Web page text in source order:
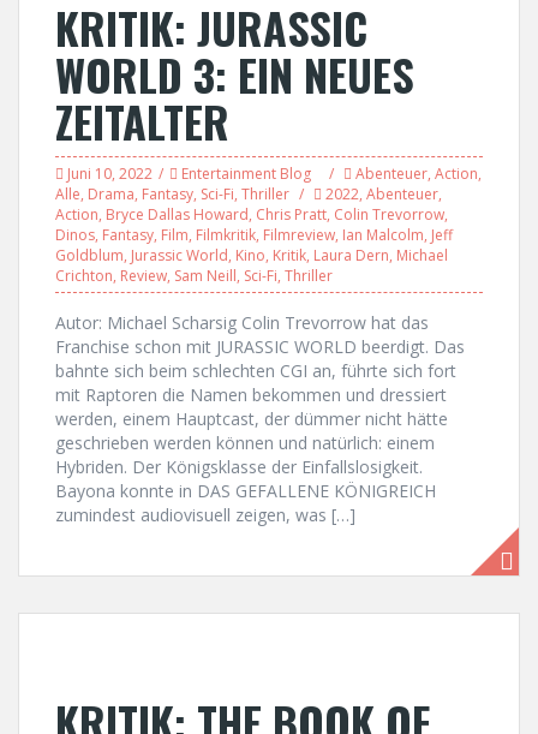
KRITIK: JURASSIC
WORLD 3: EIN NEUES
ZEITALTER
Juni 10, 2022 Entertainment Blog Abenteuer, Action,
Alle, Drama, Fantasy, Sci-Fi, Thriller 2022, Abenteuer,
Action, Bryce Dallas Howard, Chris Pratt, Colin Trevorrow,
Dinos, Fantasy, Film, Filmkritik, Filmreview, Ian Malcolm, Jeff
Goldblum, Jurassic World, Kino, Kritik, Laura Dern, Michael
Crichton, Review, Sam Neill, Sci-Fi, Thriller
Autor: Michael Scharsig Colin Trevorrow hat das
Franchise schon mit JURASSIC WORLD beerdigt. Das
bahnte sich beim schlechten CGI an, führte sich fort
mit Raptoren die Namen bekommen und dressiert
werden, einem Hauptcast, der dümmer nicht hätte
geschrieben werden können und natürlich: einem
Hybriden. Der Königsklasse der Einfallslosigkeit.
Bayona konnte in DAS GEFALLENE KÖNIGREICH
zumindest audiovisuell zeigen, was […]